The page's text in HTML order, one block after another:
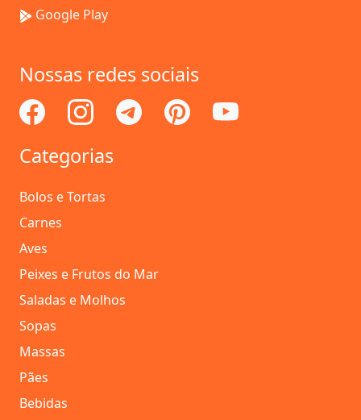
Google Play
Nossas redes sociais
Categorias
Bolos e Tortas
Carnes
Aves
Peixes e Frutos do Mar
Saladas e Molhos
Sopas
Massas
Pães
Bebidas